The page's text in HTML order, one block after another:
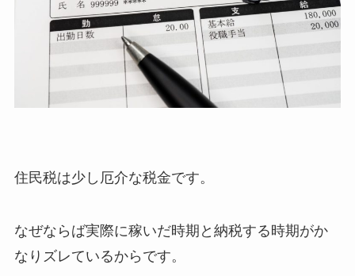
住民税は少し厄介な税金です。
なぜならば実際に稼いだ時期と納税する時期がか
なりズレているからです。